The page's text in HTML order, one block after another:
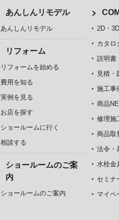
あんしんリモデル
あんしんリモデル
リフォーム
リフォームを始める
費用を知る
実例を見る
お店を探す
ショールームに行く
相談する
ショールームのご案
内
ショールームのご案内
2D・
カタロ
説明書
見積・
施工事
商品
修理施
商品取
法令・
水栓金
セミナ
マイペ